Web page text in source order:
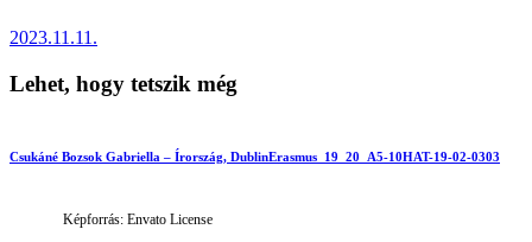
2023.11.11.
Lehet, hogy tetszik még
Csukáné Bozsok Gabriella – Írország, DublinErasmus_19_20_A5-10HAT-19-02-0303
Képforrás: Envato License